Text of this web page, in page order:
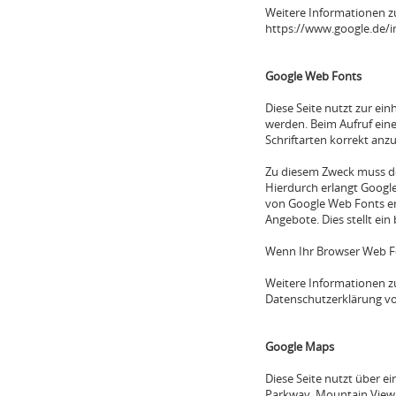
Weitere Informationen
https://www.google.de/
Google Web Fonts
Diese Seite nutzt zur
werden. Beim Aufruf
Schriftarten korrekt
Zu diesem Zweck muss
Hierdurch erlangt
von Google Web Fonts
Angebote. Dies stellt ein
Wenn Ihr Browser Web
Weitere Informationen
Datenschutzerklärung
Google Maps
Diese Seite nutzt über